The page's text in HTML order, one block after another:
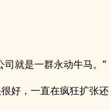
就是一群永动牛马。”
好，一直在疯狂扩张还